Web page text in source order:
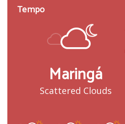
Tempo
Maringá
Scattered Clouds